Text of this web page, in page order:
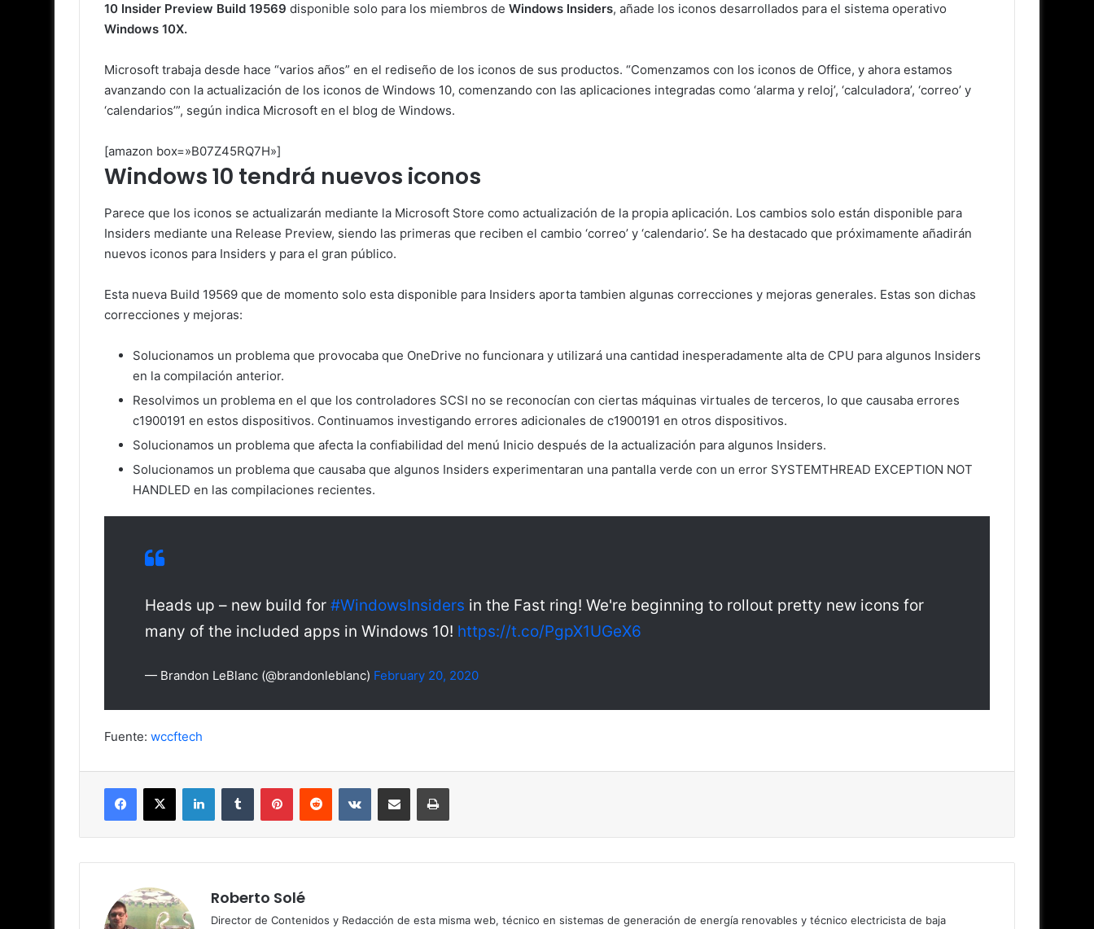
10 Insider Preview Build 19569 disponible solo para los miembros de Windows Insiders, añade los iconos desarrollados para el sistema operativo
Windows 10X.
Microsoft trabaja desde hace “varios años” en el rediseño de los iconos de sus productos. “Comenzamos con los iconos de Office, y ahora estamos
avanzando con la actualización de los iconos de Windows 10, comenzando con las aplicaciones integradas como ‘alarma y reloj’, ‘calculadora’, ‘correo’ y
‘calendarios’”, según indica Microsoft en el blog de Windows.
[amazon box=»B07Z45RQ7H»]
Windows 10 tendrá nuevos iconos
Parece que los iconos se actualizarán mediante la Microsoft Store como actualización de la propia aplicación. Los cambios solo están disponible para
Insiders mediante una Release Preview, siendo las primeras que reciben el cambio ‘correo’ y ‘calendario’. Se ha destacado que próximamente añadirán
nuevos iconos para Insiders y para el gran público.
Esta nueva Build 19569 que de momento solo esta disponible para Insiders aporta tambien algunas correcciones y mejoras generales. Estas son dichas
correcciones y mejoras:
Solucionamos un problema que provocaba que OneDrive no funcionara y utilizará una cantidad inesperadamente alta de CPU para algunos Insiders
en la compilación anterior.
Resolvimos un problema en el que los controladores SCSI no se reconocían con ciertas máquinas virtuales de terceros, lo que causaba errores
c1900191 en estos dispositivos. Continuamos investigando errores adicionales de c1900191 en otros dispositivos.
Solucionamos un problema que afecta la confiabilidad del menú Inicio después de la actualización para algunos Insiders.
Solucionamos un problema que causaba que algunos Insiders experimentaran una pantalla verde con un error SYSTEMTHREAD EXCEPTION NOT
HANDLED en las compilaciones recientes.
Heads up – new build for #WindowsInsiders in the Fast ring! We're beginning to rollout pretty new icons for
many of the included apps in Windows 10! https://t.co/PgpX1UGeX6
— Brandon LeBlanc (@brandonleblanc) February 20, 2020
Fuente: wccftech
Facebook
X LinkedInTumblr PinterestReddit VKontakteCompartir por correo electrónicoImprimir
Roberto Solé
Director de Contenidos y Redacción de esta misma web, técnico en sistemas de generación de energía renovables y técnico electricista de baja